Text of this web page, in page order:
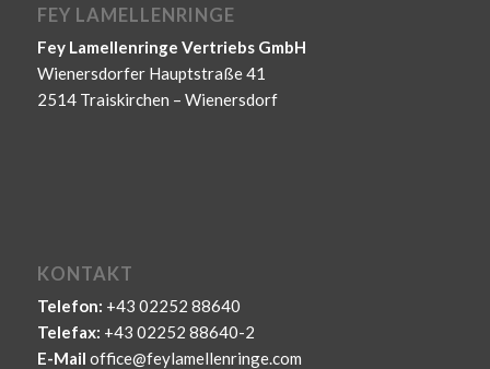
FEY LAMELLENRINGE
Fey Lamellenringe Vertriebs GmbH
Wienersdorfer Hauptstraße 41
2514 Traiskirchen – Wienersdorf
KONTAKT
Telefon: +43 02252 88640
Telefax: +43 02252 88640-2
E-Mail office@feylamellenringe.com